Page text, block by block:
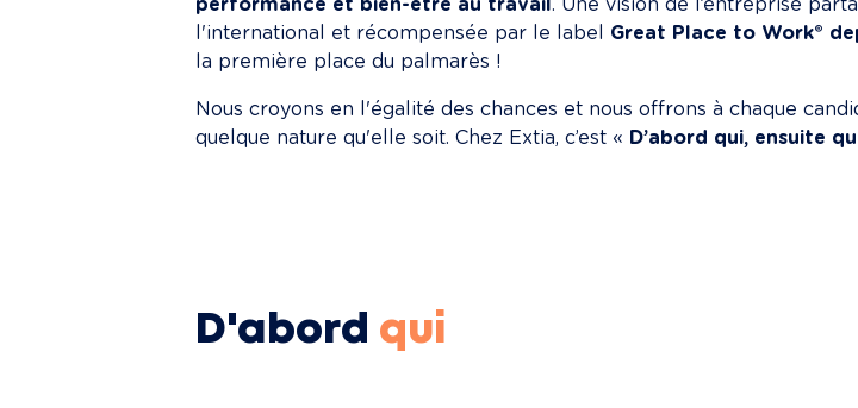
performance et bien-être au travail . Une vision de l’entreprise
l'international et récompensée par le label Great Place to Work®
la première place du palmarès !
Nous croyons en l'égalité des chances et nous offrons à chaque
quelque nature qu'elle soit. Chez Extia, c’est « D’abord qui, ensuite
D'abord qui